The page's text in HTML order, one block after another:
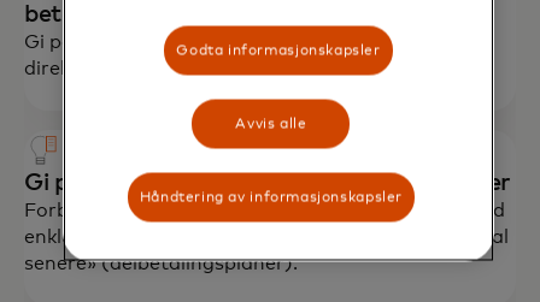
betalingsopplevelse
Gi pasientene muligheten til å betale regninger
direkte fra nettbankplattformen.
Gi pasientene fleksible betalingsalternativer
Forbedre pasientopplevelsen og inntektsflyten med
enkle betalingsalternativer, inkludert «Kjøp nå, betal
senere» (delbetalingsplaner).
Godta informasjonskapsler
Avvis alle
Håndtering av informasjonskapsler